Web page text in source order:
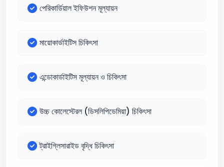
পেরিকার্ডিয়াল ইফিউশন মূল্যায়ন
মায়োকার্ডাইটিস চিকিৎসা
এন্ডোকার্ডাইটিস মূল্যায়ন ও চিকিৎসা
উচ্চ কোলেস্টেরল (ডিসলিপিডেমিয়া) চিকিৎসা
ট্রাইগ্লিসারাইড বৃদ্ধি চিকিৎসা